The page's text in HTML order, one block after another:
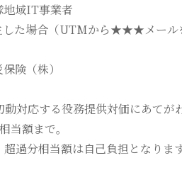
域IT事業者
した場合（UTMから★★★メー
険（株）
対応する役務提供対価にあてが
額まで。
過分相当額は自己負担となり